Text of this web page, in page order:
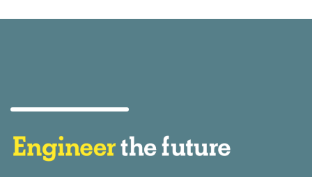
Du kan altid trække dit samtykke tilbage via mail til
We use Mailchimp as our marketing platform. By clicking
below to subscribe, you acknowledge that your information
will be transferred to Mailchimp for processing.Learn more